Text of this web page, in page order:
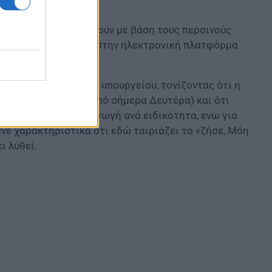
ωρομισθίων θα γίνουν με βάση τους περσινούς
προτίμησης στην ηλεκτρονική πλατφόρμα
ανακοινώσεις του υπουργείου, τονίζοντας ότι η
υπηρεσία από σήμερα Δευτέρα) και ότι
στην ειδική αγωγή ανά ειδικότητα, ενώ για
χαρακτηριστικά ότι εδώ ταιριάζει το «ζήσε, Μάη
λυθεί.